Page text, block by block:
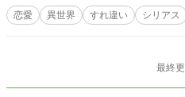
とも出来ないまま、彼女は過酷な運命に翻弄されてゆ
な表現があります。苦手な方はご注意くだ
恋愛 異世界 すれ違い シリアス
最終